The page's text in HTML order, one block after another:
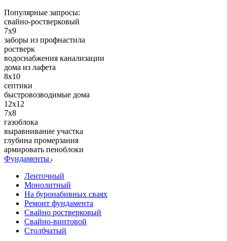
Популярные запросы:
свайно-ростверковый
7x9
заборы из профнастила
ростверк
водоснабжения канализации
дома из лафета
8x10
септики
быстровозводимые дома
12x12
7x8
газоблока
выравнивание участка
глубина промерзания
армировать пеноблоки
Фундаменты
Ленточный
Монолитный
На буронабивных сваях
Ремонт фундамента
Свайно ростверковый
Свайно-винтовой
Столбчатый